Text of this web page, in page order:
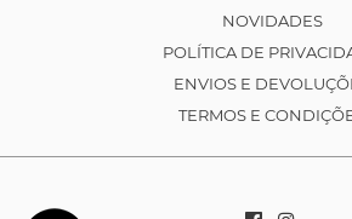
NOVIDADES
POLÍTICA DE
ENVIOS E
TERMOS E